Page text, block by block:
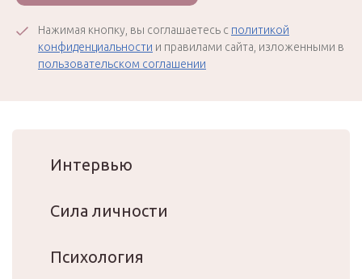
Нажимая кнопку, вы соглашаетесь с политикой
конфиденциальности и правилами сайта, изложенными в
пользовательском соглашении
Интервью
Сила личности
Психология